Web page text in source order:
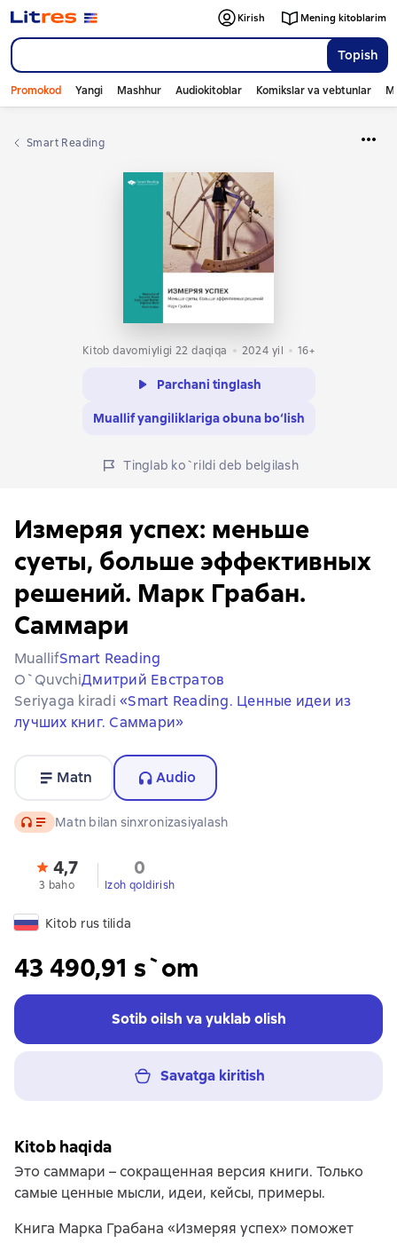
Topish
Kirish Mening kitoblarim
Promokod Yangi Mashhur Audiokitoblar Komikslar va vebtunlar
Smart Reading
Kitob davomiyligi 22 daqiqa 2024 yil 16+
Parchani tinglash
Muallif yangiliklariga obuna bo‘lish
Tinglab ko`rildi deb belgilash
Измеряя успех: меньше
суеты, больше эффективных
решений. Марк Грабан.
Саммари
MuallifSmart Reading
O`quvchiДмитрий Евстратов
Seriyaga kiradi «Smart Reading. Ценные идеи из
лучших книг. Саммари»
Matn Audio
Audio Matn bilan sinxronizasiyalash
4,7
3 baho
0
Izoh qoldirish
Kitob rus tilida
43 490,91 s`om
Sotib oilsh va yuklab olish
Savatga kiritish
Kitob haqida
Это саммари – сокращенная версия книги. Только
самые ценные мысли, идеи, кейсы, примеры.
Книга Марка Грабана «Измеряя успех» поможет